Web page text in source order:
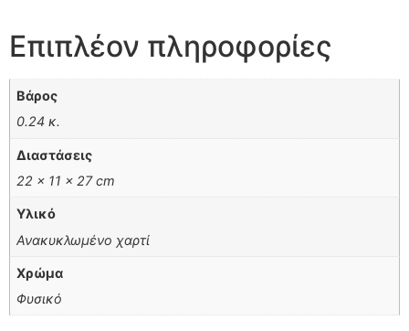
Επιπλέον πληροφορίες
Βάρος
0.24 κ.
Διαστάσεις
22 × 11 × 27 cm
Υλικό
Ανακυκλωμένο χαρτί
Χρώμα
Φυσικό